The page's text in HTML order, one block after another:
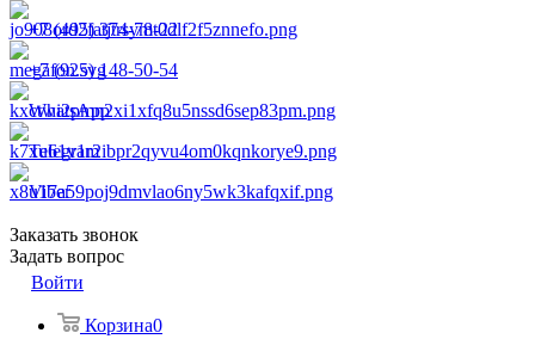
+7 (495) 374-78-22
+7 (925) 148-50-54
WhatsApp
Telegram
Viber
Заказать звонок
Задать вопрос
Войти
Корзина0